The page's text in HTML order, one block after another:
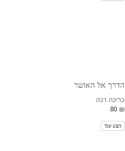
הדרך אל האושר
כריכה רכה
₪ 80
הצג עוד